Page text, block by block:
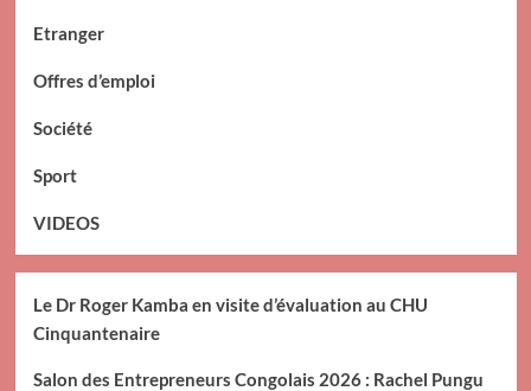
Etranger
Offres d’emploi
Société
Sport
VIDEOS
Le Dr Roger Kamba en visite d’évaluation au CHU
Cinquantenaire
Salon des Entrepreneurs Congolais 2026 : Rachel Pungu